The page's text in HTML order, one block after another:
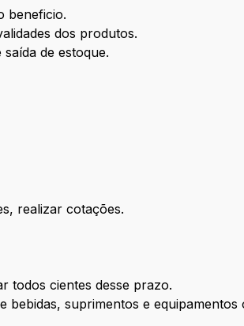
beneficio.
dos produtos.
de estoque.
realizar cotações.
todos cientes desse prazo.
bebidas, suprimentos e equipamentos